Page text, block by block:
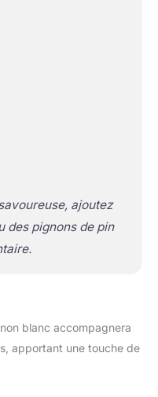
ajoutez
des pignons de pin
blanc accompagnera
apportant une touche de